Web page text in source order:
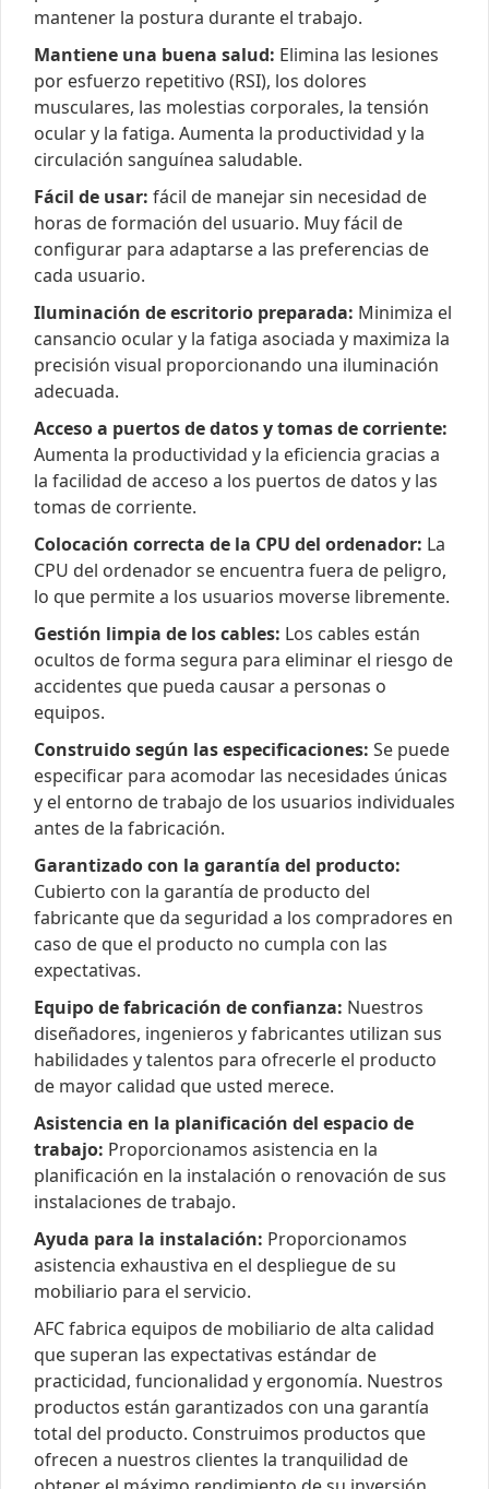
mantener la postura durante el trabajo.
Mantiene una buena salud: Elimina las lesiones
por esfuerzo repetitivo (RSI), los dolores
musculares, las molestias corporales, la tensión
ocular y la fatiga. Aumenta la productividad y la
circulación sanguínea saludable.
Fácil de usar: fácil de manejar sin necesidad de
horas de formación del usuario. Muy fácil de
configurar para adaptarse a las preferencias de
cada usuario.
Iluminación de escritorio preparada: Minimiza el
cansancio ocular y la fatiga asociada y maximiza la
precisión visual proporcionando una iluminación
adecuada.
Acceso a puertos de datos y tomas de corriente:
Aumenta la productividad y la eficiencia gracias a
la facilidad de acceso a los puertos de datos y las
tomas de corriente.
Colocación correcta de la CPU del ordenador: La
CPU del ordenador se encuentra fuera de peligro,
lo que permite a los usuarios moverse libremente.
Gestión limpia de los cables: Los cables están
ocultos de forma segura para eliminar el riesgo de
accidentes que pueda causar a personas o
equipos.
Construido según las especificaciones: Se puede
especificar para acomodar las necesidades únicas
y el entorno de trabajo de los usuarios individuales
antes de la fabricación.
Garantizado con la garantía del producto:
Cubierto con la garantía de producto del
fabricante que da seguridad a los compradores en
caso de que el producto no cumpla con las
expectativas.
Equipo de fabricación de confianza: Nuestros
diseñadores, ingenieros y fabricantes utilizan sus
habilidades y talentos para ofrecerle el producto
de mayor calidad que usted merece.
Asistencia en la planificación del espacio de
trabajo: Proporcionamos asistencia en la
planificación en la instalación o renovación de sus
instalaciones de trabajo.
Ayuda para la instalación: Proporcionamos
asistencia exhaustiva en el despliegue de su
mobiliario para el servicio.
AFC fabrica equipos de mobiliario de alta calidad
que superan las expectativas estándar de
practicidad, funcionalidad y ergonomía. Nuestros
productos están garantizados con una garantía
total del producto. Construimos productos que
ofrecen a nuestros clientes la tranquilidad de